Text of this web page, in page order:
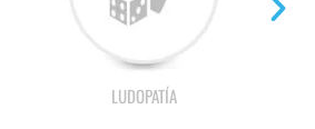
COMPRAS COMPULSIVAS